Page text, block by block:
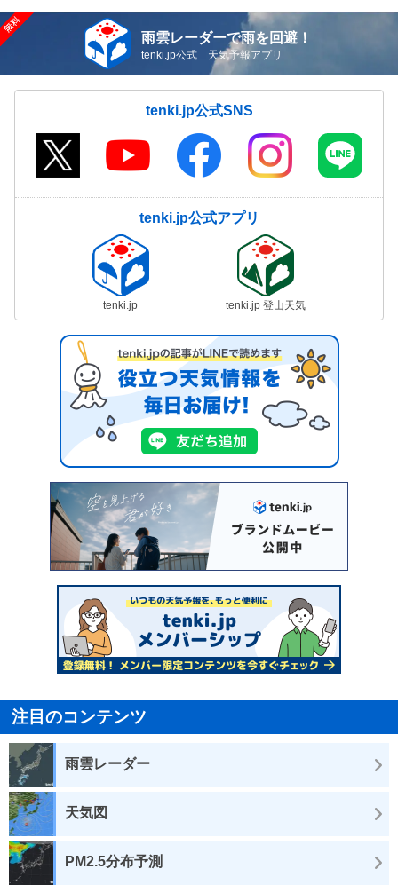
雨雲レーダーで雨を回避！
tenki.jp公式 天気予報アプリ
tenki.jp公式SNS
tenki.jp公式アプリ
tenki.jp tenki.jp 登山天気
注目のコンテンツ
雨雲レーダー
天気図
PM2.5分布予測